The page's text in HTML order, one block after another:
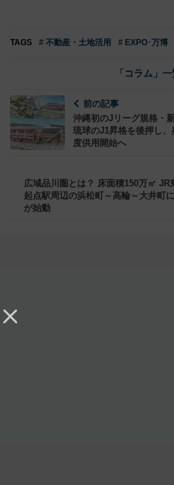
TAGS # 不動産・土地活用 # EXPO･万博
「コラム」
前の記事
沖縄初のJリーグ規格・
琉球のJ1昇格を後押し
度供用開始へ
広域品川圏とは？ 床面積150万㎡ JR
起点駅周辺の浜松町～高輪～大井町
が始動